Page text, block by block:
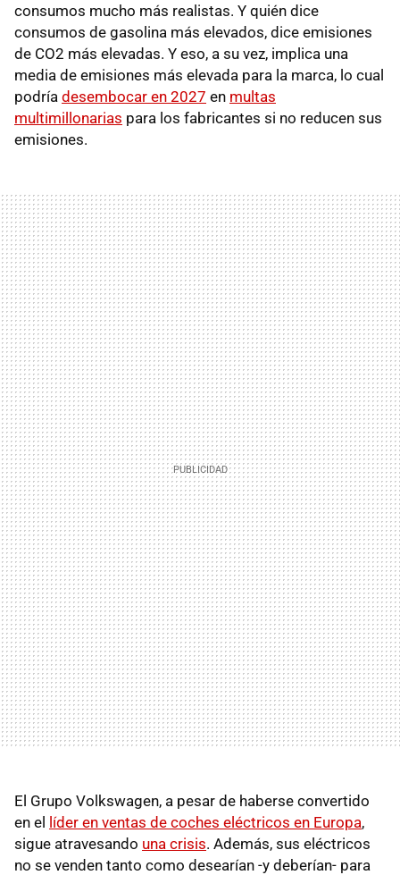
consumos mucho más realistas. Y quién dice
consumos de gasolina más elevados, dice emisiones
de CO2 más elevadas. Y eso, a su vez, implica una
media de emisiones más elevada para la marca, lo cual
podría desembocar en 2027 en multas
multimillonarias para los fabricantes si no reducen sus
emisiones.
El Grupo Volkswagen, a pesar de haberse convertido
en el líder en ventas de coches eléctricos en Europa,
sigue atravesando una crisis. Además, sus eléctricos
no se venden tanto como desearían -y deberían- para